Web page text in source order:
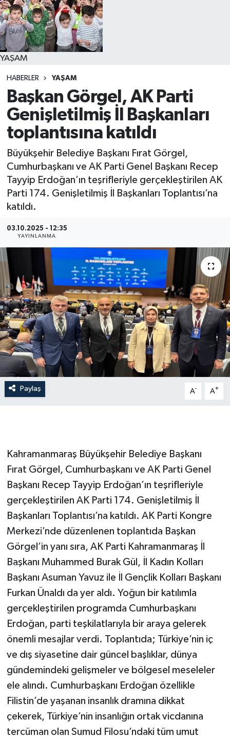
YAŞAM
HABERLER YAŞAM
Başkan Görgel, AK Parti
Genişletilmiş İl Başkanları
toplantısına katıldı
Büyükşehir Belediye Başkanı Fırat Görgel,
Cumhurbaşkanı ve AK Parti Genel Başkanı Recep
Tayyip Erdoğan’ın teşrifleriyle gerçekleştirilen AK
Parti 174. Genişletilmiş İl Başkanları Toplantısı’na
katıldı.
03.10.2025 - 12:35
YAYINLANMA
Paylaş A- A+
Kahramanmaraş Büyükşehir Belediye Başkanı
Fırat Görgel, Cumhurbaşkanı ve AK Parti Genel
Başkanı Recep Tayyip Erdoğan’ın teşrifleriyle
gerçekleştirilen AK Parti 174. Genişletilmiş İl
Başkanları Toplantısı’na katıldı. AK Parti Kongre
Merkezi’nde düzenlenen toplantıda Başkan
Görgel’in yanı sıra, AK Parti Kahramanmaraş İl
Başkanı Muhammed Burak Gül, İl Kadın Kolları
Başkanı Asuman Yavuz ile İl Gençlik Kolları Başkanı
Furkan Ünaldı da yer aldı. Yoğun bir katılımla
gerçekleştirilen programda Cumhurbaşkanı
Erdoğan, parti teşkilatlarıyla bir araya gelerek
önemli mesajlar verdi. Toplantıda; Türkiye’nin iç
ve dış siyasetine dair güncel başlıklar, dünya
gündemindeki gelişmeler ve bölgesel meseleler
ele alındı. Cumhurbaşkanı Erdoğan özellikle
Filistin’de yaşanan insanlık dramına dikkat
çekerek, Türkiye’nin insanlığın ortak vicdanına
tercüman olan Sumud Filosu’ndaki tüm umut
YAŞAM